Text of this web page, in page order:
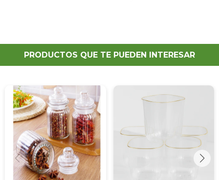
PRODUCTOS QUE TE PUEDEN INTERESAR